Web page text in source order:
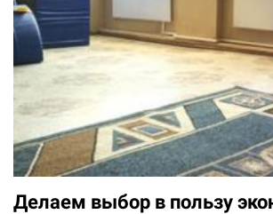
Делаем выбор в пользу